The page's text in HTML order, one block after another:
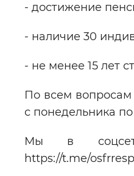
- достижение
- наличие 30
- не менее 15 лет
По всем вопросам
с понедельника
Мы в соцсетях:
https://t.me/